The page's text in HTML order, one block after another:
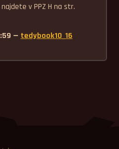
v PPZ H na str.
— tedybook10_16